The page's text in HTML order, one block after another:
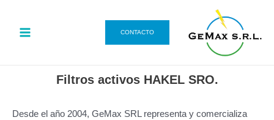
contenidoMENU
CONTACTO
Filtros activos HAKEL SRO.
Desde el año 2004, GeMax SRL representa y comercializa